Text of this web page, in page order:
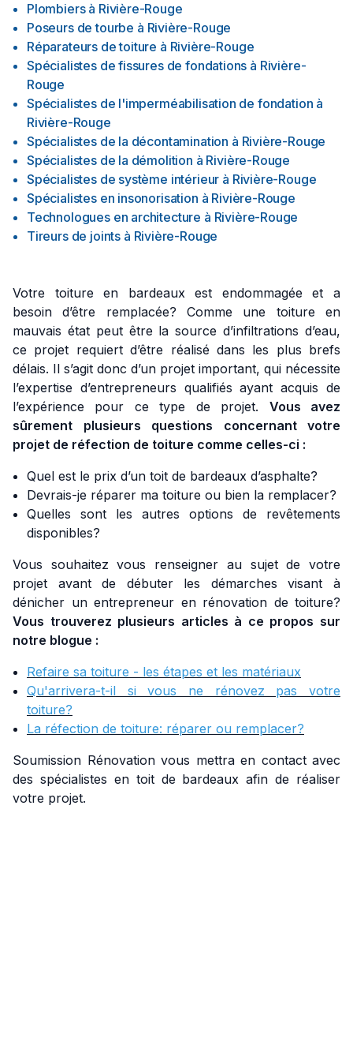
Plombiers à Rivière-Rouge
Poseurs de tourbe à Rivière-Rouge
Réparateurs de toiture à Rivière-Rouge
Spécialistes de fissures de fondations à Rivière-
Rouge
Spécialistes de l'imperméabilisation de fondation à
Rivière-Rouge
Spécialistes de la décontamination à Rivière-Rouge
Spécialistes de la démolition à Rivière-Rouge
Spécialistes de système intérieur à Rivière-Rouge
Spécialistes en insonorisation à Rivière-Rouge
Technologues en architecture à Rivière-Rouge
Tireurs de joints à Rivière-Rouge
Votre toiture en bardeaux est endommagée et a
besoin d’être remplacée? Comme une toiture en
mauvais état peut être la source d’infiltrations d’eau,
ce projet requiert d’être réalisé dans les plus brefs
délais. Il s’agit donc d’un projet important, qui nécessite
l’expertise d’entrepreneurs qualifiés ayant acquis de
l’expérience pour ce type de projet. Vous avez
sûrement plusieurs questions concernant votre
projet de réfection de toiture comme celles-ci :
Quel est le prix d’un toit de bardeaux d’asphalte?
Devrais-je réparer ma toiture ou bien la remplacer?
Quelles sont les autres options de revêtements
disponibles?
Vous souhaitez vous renseigner au sujet de votre
projet avant de débuter les démarches visant à
dénicher un entrepreneur en rénovation de toiture?
Vous trouverez plusieurs articles à ce propos sur
notre blogue :
Refaire sa toiture - les étapes et les matériaux
Qu'arrivera-t-il si vous ne rénovez pas votre
toiture?
La réfection de toiture: réparer ou remplacer?
Soumission Rénovation vous mettra en contact avec
des spécialistes en toit de bardeaux afin de réaliser
votre projet.